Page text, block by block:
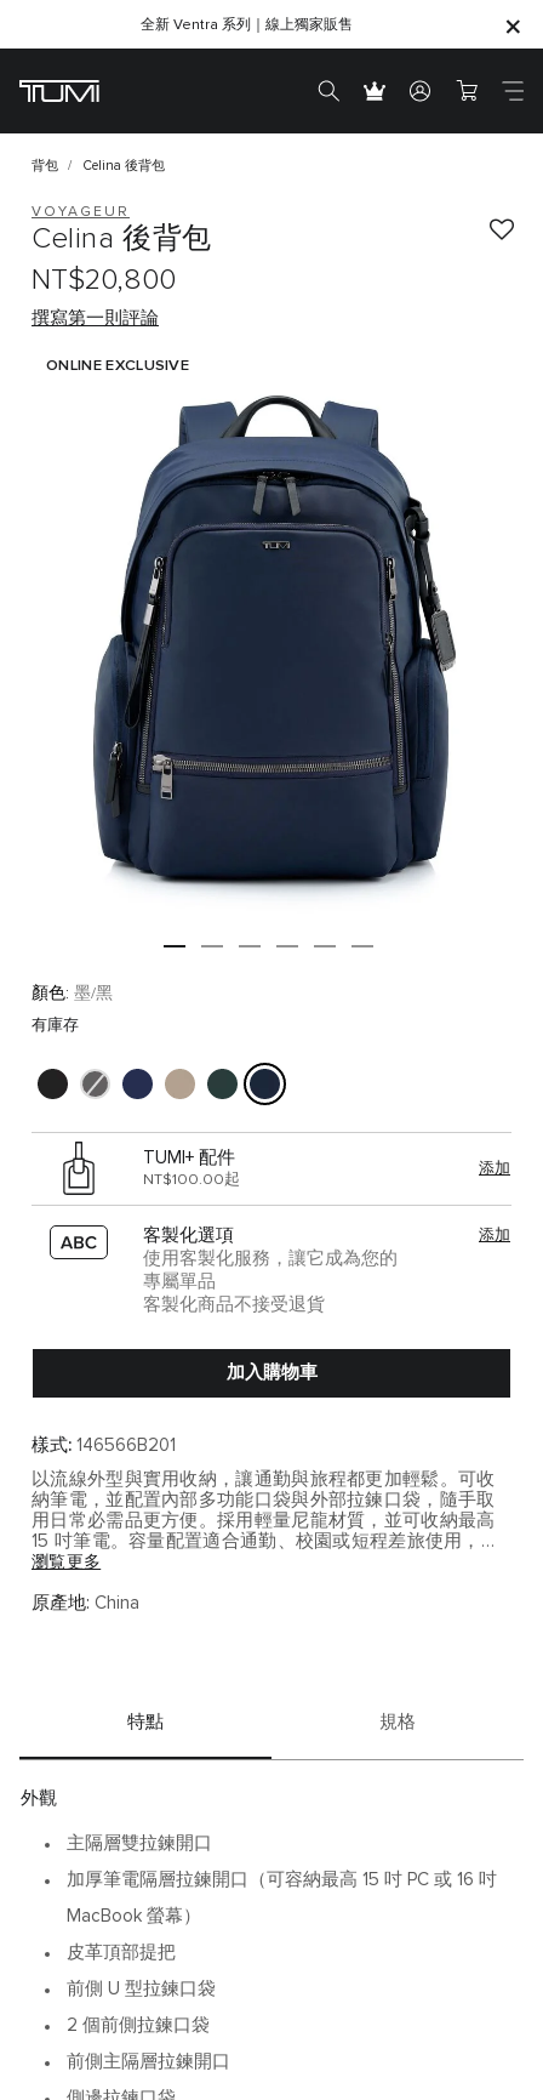
SHOP GIFTS
SHOP GIFTS
全新 Ventra 系列｜線上獨家販售
背包 Celina 後背包
ONLINE EXCLUSIVE
VOYAGEUR
Celina 後背包
NT$20,800
撰寫第一則評論
顏色: 墨/黑
有庫存
TUMI+ 配件
NT$100.00起
添加
客製化選項
使用客製化服務，讓它成為您的
專屬單品
客製化商品不接受退貨
添加
加入購物車
樣式: 146566B201
以流線外型與實用收納，讓通勤與旅程都更加輕鬆。可收
納筆電，並配置內部多功能口袋與外部拉鍊口袋，隨手取
用日常必需品更方便。採用輕量尼龍材質，並可收納最高
15 吋筆電。容量配置適合通勤、校園或短程差旅使用，並
可妥善收納筆電與日常工作配備。
Voyageur 系列以輕盈輪廓、細膩收納與都會女性風格為核
瀏覧更多
原產地: China
特點 規格
外觀
主隔層雙拉鍊開口
加厚筆電隔層拉鍊開口（可容納最高 15 吋 PC 或 16 吋
MacBook 螢幕）
皮革頂部提把
前側 U 型拉鍊口袋
2 個前側拉鍊口袋
前側主隔層拉鍊開口